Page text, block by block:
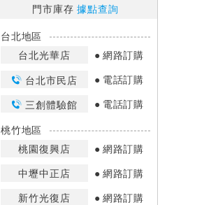
門市庫存據點查詢
台北地區
台北光華店
網路訂購
台北市民店
電話訂購
三創體驗館
電話訂購
桃竹地區
桃園復興店
網路訂購
中壢中正店
網路訂購
新竹光復店
網路訂購